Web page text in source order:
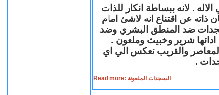
. لانه ببساطة انكار للذات
ذاته عن اقتناع انه لاشئ امام
ضد المنطق البشري وضد
ادائها شرير وخبيث وملعون .
المعاصر والقريب تعكس الي اي
.
Read more: السجدات الملعونة